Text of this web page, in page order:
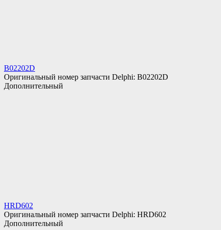
B02202D
Оригинальный номер запчасти Delphi: B02202D
Дополнительный
HRD602
Оригинальный номер запчасти Delphi: HRD602
Дополнительный